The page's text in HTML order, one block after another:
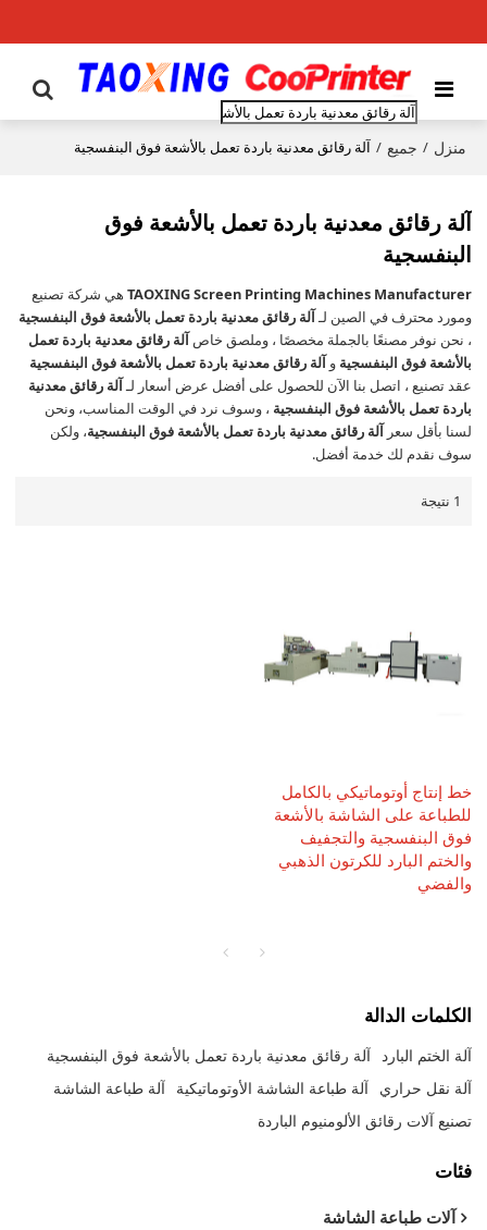
منزل / جميع / آلة رقائق معدنية باردة تعمل بالأشعة فوق البنفسجية
آلة رقائق معدنية باردة تعمل بالأشعة فوق
البنفسجية
TAOXING Screen Printing Machines Manufacturer هي شركة تصنيع
ومورد محترف في الصين لـآلة رقائق معدنية باردة تعمل بالأشعة فوق البنفسجية
، نحن نوفر مصنعًا بالجملة مخصصًا ، وملصق خاصآلة رقائق معدنية باردة تعمل
بالأشعة فوق البنفسجية وآلة رقائق معدنية باردة تعمل بالأشعة فوق البنفسجية
عقد تصنيع ، اتصل بنا الآن للحصول على أفضل عرض أسعار لـآلة رقائق معدنية
باردة تعمل بالأشعة فوق البنفسجية ، وسوف نرد في الوقت المناسب، ونحن
لسنا بأقل سعرآلة رقائق معدنية باردة تعمل بالأشعة فوق البنفسجية، ولكن
سوف نقدم لك خدمة أفضل.
1 نتيجة
خط إنتاج أوتوماتيكي بالكامل
للطباعة على الشاشة بالأشعة
فوق البنفسجية والتجفيف
والختم البارد للكرتون الذهبي
والفضي
الكلمات الدالة
آلة الختم البارد آلة رقائق معدنية باردة تعمل بالأشعة فوق البنفسجية
آلة نقل حراري
آلة طباعة الشاشة الأوتوماتيكية
آلة طباعة الشاشة
تصنيع آلات رقائق الألومنيوم الباردة
فئات
آلات طباعة الشاشة